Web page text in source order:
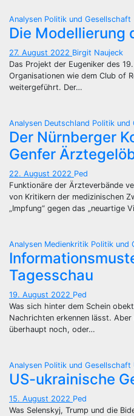
Analysen Politik und Gesellschaft
Die Modellierung
27. August 2022 Birgit Naujeck
Das Projekt der Eugeniker des
Organisationen wie dem Club of
weitergeführt. Der…
Analysen Deutschland Politik und
Der Nürnberger
Genfer
22. August 2022 Ped
Funktionäre der Ärzteverbände
von Kritikern der medizinischen
„Impfung“ gegen das „neuartige
Analysen Medienkritik Politik und
Tagesschau
19. August 2022 Ped
Was sich hinter dem Schein
Nachrichten erkennen lässt.
überhaupt noch, oder…
Analysen Politik und Gesellschaft
US-ukrainische
15. August 2022 Ped
Was Selenskyj, Trump und die